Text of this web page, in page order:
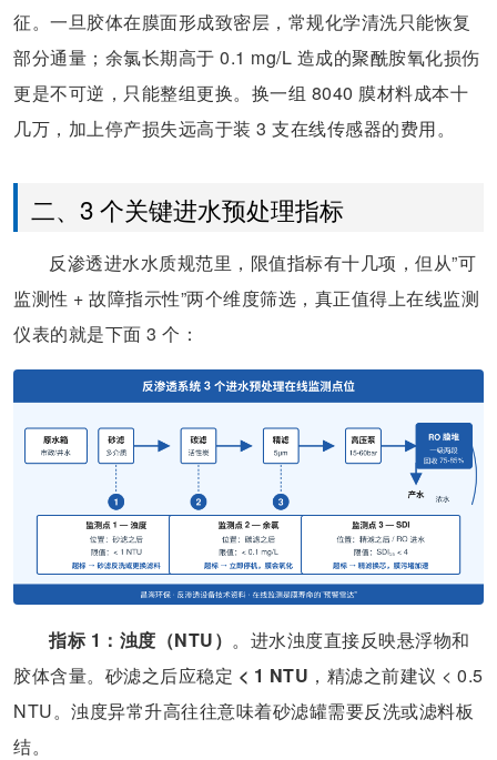
征。一旦胶体在膜面形成致密层，常规化学清洗只能恢复
部分通量；余氯长期高于 0.1 mg/L 造成的聚酰胺氧化损伤
更是不可逆，只能整组更换。换一组 8040 膜材料成本十
几万，加上停产损失远高于装 3 支在线传感器的费用。
二、3 个关键进水预处理指标
反渗透进水水质规范里，限值指标有十几项，但从”可
监测性 + 故障指示性”两个维度筛选，真正值得上在线监测
仪表的就是下面 3 个：
指标 1：浊度（NTU） 。进水浊度直接反映悬浮物和
胶体含量。砂滤之后应稳定 < 1 NTU ，精滤之前建议 < 0.5
NTU。浊度异常升高往往意味着砂滤罐需要反洗或滤料板
结。